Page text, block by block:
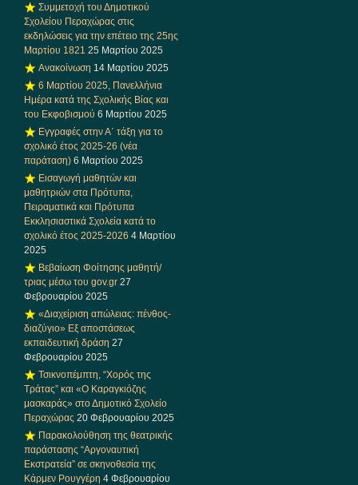
Συμμετοχή του Δημοτικού
Σχολείου Περαχώρας στις
εκδηλώσεις για την επέτειο της 25ης
Μαρτίου 1821 25 Μαρτίου 2025
Ανακοίνωση 14 Μαρτίου 2025
6 Μαρτίου 2025, Πανελλήνια
Ημέρα κατά της Σχολικής Βίας και
του Εκφοβισμού 6 Μαρτίου 2025
Εγγραφές στην Α΄ τάξη για το
σχολικό έτος 2025-26 (νέα
παράταση) 6 Μαρτίου 2025
Εισαγωγή μαθητών και
μαθητριών στα Πρότυπα,
Πειραματικά και Πρότυπα
Εκκλησιαστικά Σχολεία κατά το
σχολικό έτος 2025-2026 4 Μαρτίου
2025
Βεβαίωση Φοίτησης μαθητή/
τριας μέσω του gov.gr 27
Φεβρουαρίου 2025
«Διαχείριση απώλειας: πένθος-
διαζύγιο» Eξ αποστάσεως
εκπαιδευτική δράση 27
Φεβρουαρίου 2025
Τσικνοπέμπτη, “Χορός της
Τράτας” και «Ο Καραγκιόζης
μασκαράς» στο Δημοτικό Σχολείο
Περαχώρας 20 Φεβρουαρίου 2025
Παρακολούθηση της θεατρικής
παράστασης “Αργοναυτική
Εκστρατεία” σε σκηνοθεσία της
Κάρμεν Ρουγγέρη 4 Φεβρουαρίου